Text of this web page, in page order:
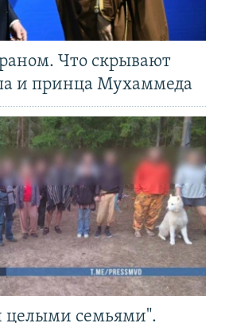
Что скрывают
и принца Мухаммеда
целыми семьями".